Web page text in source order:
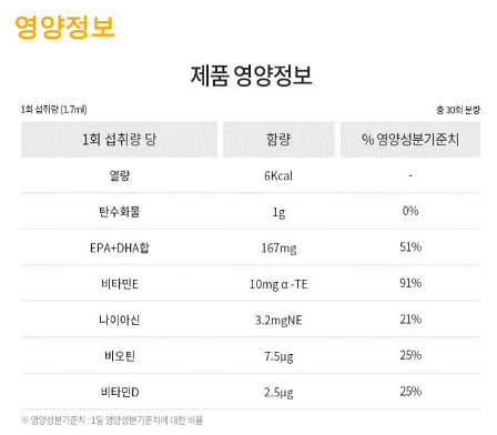
영양정보